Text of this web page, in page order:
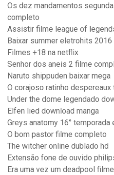
Os dez mandamentos
completo
Assistir filme league of
Baixar summer eletrohits 2016
Filmes +18 na netflix
Senhor dos aneis 2 filme
Naruto shippuden baixar mega
O corajoso ratinho despereaux
Under the dome legendado
Elfen lied download manga
Greys anatomy 16°
O bom pastor filme completo
The witcher online dublado hd
Extensão fone de ouvido
Era uma vez um deadpool